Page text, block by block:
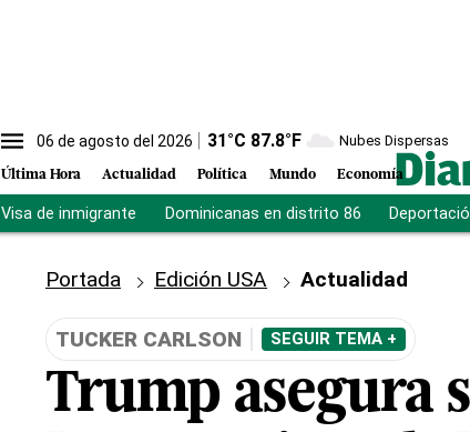
06 de agosto del 2026 31 °C 87.8°F Nubes Dispersas
Última Hora Actualidad Política Mundo Economía
Visa de inmigrante Dominicanas en distrito 86
Portada Edición USA Actualidad
TUCKER CARLSON SEGUIR TEMA +
Trump asegura